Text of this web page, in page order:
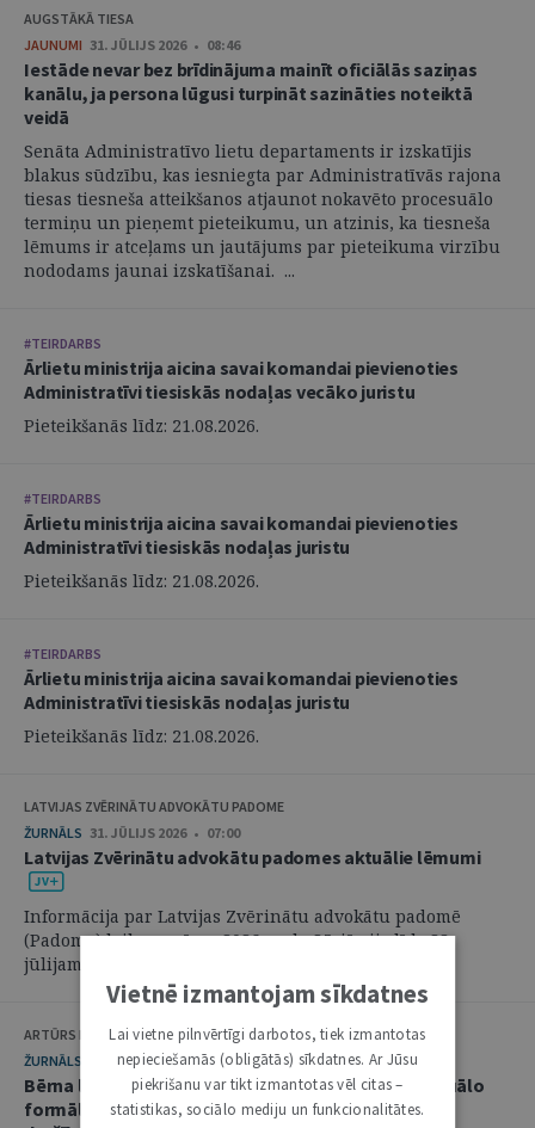
AUGSTĀKĀ TIESA
JAUNUMI 31. JŪLIJS 2026 • 08:46
Iestāde nevar bez brīdinājuma mainīt oficiālās saziņas
kanālu, ja persona lūgusi turpināt sazināties noteiktā
veidā
Senāta Administratīvo lietu departaments ir izskatījis
blakus sūdzību, kas iesniegta par Administratīvās rajona
tiesas tiesneša atteikšanos atjaunot nokavēto procesuālo
termiņu un pieņemt pieteikumu, un atzinis, ka tiesneša
lēmums ir atceļams un jautājums par pieteikuma virzību
nododams jaunai izskatīšanai. ...
#TEIRDARBS
Ārlietu ministrija aicina savai komandai pievienoties
Administratīvi tiesiskās nodaļas vecāko juristu
Pieteikšanās līdz: 21.08.2026.
#TEIRDARBS
Ārlietu ministrija aicina savai komandai pievienoties
Administratīvi tiesiskās nodaļas juristu
Pieteikšanās līdz: 21.08.2026.
#TEIRDARBS
Ārlietu ministrija aicina savai komandai pievienoties
Administratīvi tiesiskās nodaļas juristu
Pieteikšanās līdz: 21.08.2026.
LATVIJAS ZVĒRINĀTU ADVOKĀTU PADOME
ŽURNĀLS 31. JŪLIJS 2026 • 07:00
Latvijas Zvērinātu advokātu padomes aktuālie lēmumi
Informācija par Latvijas Zvērinātu advokātu padomē
(Padome) laikposmā no 2026. gada 25. jūnija līdz 28.
jūlijam pieņemtajiem lēmumiem. ...
ARTŪRS KURBATOVS, INGA KUDEIKINA, MARTA URBĀNE
ŽURNĀLS
29. JŪLIJS 2026 • 08:00
Bērna labākās intereses civilprocesā: starp procesuālo
formālismu un pienākumu nekavējoties reaģēt uz
Vietnē izmantojam sīkdatnes
Lai vietne pilnvērtīgi darbotos, tiek izmantotas
nepieciešamās (obligātās) sīkdatnes. Ar Jūsu
piekrišanu var tikt izmantotas vēl citas –
statistikas, sociālo mediju un funkcionalitātes.